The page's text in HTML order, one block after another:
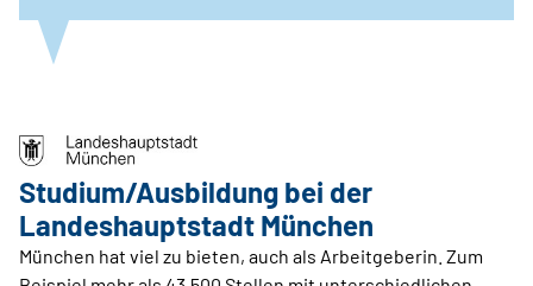
Studium/Ausbildung bei der
Landeshauptstadt München
München hat viel zu bieten, auch als Arbeitgeberin. Zum